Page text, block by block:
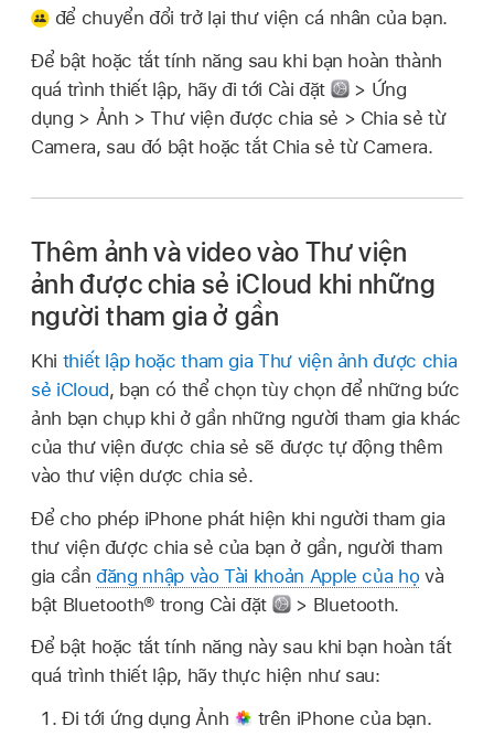
để chuyển đổi trở lại thư viện cá nhân của bạn.
Để bật hoặc tắt tính năng sau khi bạn hoàn thành
quá trình thiết lập, hãy đi tới Cài đặt
> Ứng
dụng > Ảnh > Thư viện được chia sẻ > Chia sẻ từ
Camera, sau đó bật hoặc tắt Chia sẻ từ Camera.
Thêm ảnh và video vào Thư viện
ảnh được chia sẻ iCloud khi những
người tham gia ở gần
Khi thiết lập hoặc tham gia Thư viện ảnh được chia
sẻ iCloud, bạn có thể chọn tùy chọn để những bức
ảnh bạn chụp khi ở gần những người tham gia khác
của thư viện được chia sẻ sẽ được tự động thêm
vào thư viện dược chia sẻ.
Để cho phép iPhone phát hiện khi người tham gia
thư viện được chia sẻ của bạn ở gần, người tham
gia cầnđăng nhập vào Tài khoản Apple của họvà
bật Bluetooth® trong Cài đặt
> Bluetooth.
Để bật hoặc tắt tính năng này sau khi bạn hoàn tất
quá trình thiết lập, hãy thực hiện như sau:
Đi tới ứng dụng Ảnh
trên iPhone của bạn.